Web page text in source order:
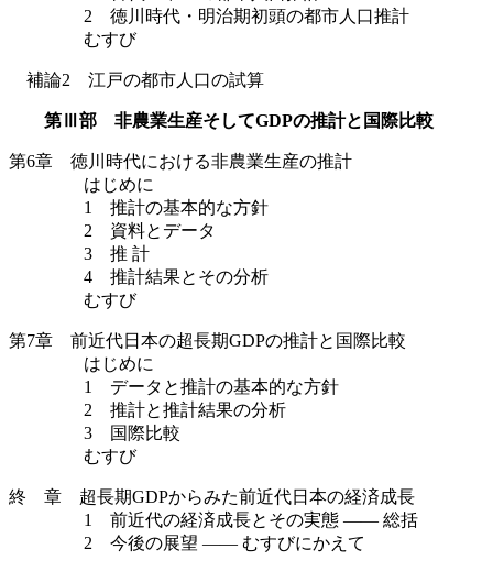
2 徳川時代・明治期初頭の都市人口推計
むすび
補論2 江戸の都市人口の試算
第Ⅲ部 非農業生産そしてGDPの推計と国際比較
第6章 徳川時代における非農業生産の推計
はじめに
1 推計の基本的な方針
2 資料とデータ
3 推 計
4 推計結果とその分析
むすび
第7章 前近代日本の超長期GDPの推計と国際比較
はじめに
1 データと推計の基本的な方針
2 推計と推計結果の分析
3 国際比較
むすび
終 章 超長期GDPからみた前近代日本の経済成長
1 前近代の経済成長とその実態 —— 総括
2 今後の展望 —— むすびにかえて